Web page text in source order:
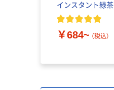
インスタント緑茶
￥684~ （税込）